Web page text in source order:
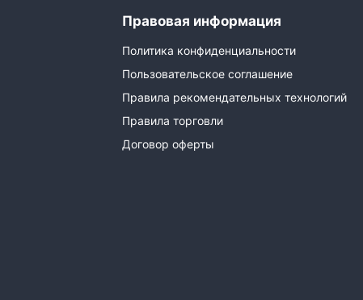
Правовая информация
Политика конфиденциальности
Пользовательское соглашение
Правила рекомендательных технологий
Правила торговли
Договор оферты